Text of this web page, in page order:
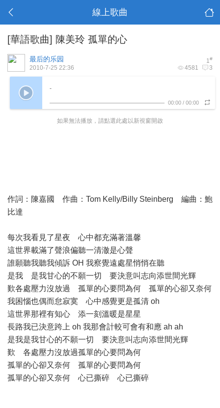
線上歌曲
[華語歌曲] 陳美玲 孤單的心
1#
最后的乐园
4581 3
2010-7-25 22:36
-
00:00 / 00:00
如果無法播放，請點選此處以新視窗開啟
作詞：陳嘉國 作曲：Tom Kelly/Billy Steinberg 編曲：鮑
比達
每次我看見了星夜 心中都充滿著溫馨
這世界載滿了聲浪偏聽一清澈是心聲
誰願聽我聽我傾訴 OH 我察覺遠處星悄悄在聽
是我 是我甘心的不願一切 要決意叫志向添世間光輝
歎各處壓力沒放過 孤單的心要問為何 孤單的心卻又奈何
我困惱也偶而怠寂寞 心中感覺更是孤清 oh
這世界那裡有知心 添一刻溫暖是星星
長路我已決意跨上 oh 我那會計較可會有和應 ah ah
是我是我甘心的不願一切 要決意叫志向添世間光輝
歎 各處壓力沒放過孤單的心要問為何
孤單的心卻又奈何 孤單的心要問為何
孤單的心卻又奈何 心已撕碎 心已撕碎